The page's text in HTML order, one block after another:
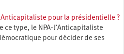
pour la présidentielle ?
ce type, le NPA-l’Anticapitaliste
pour décider de ses